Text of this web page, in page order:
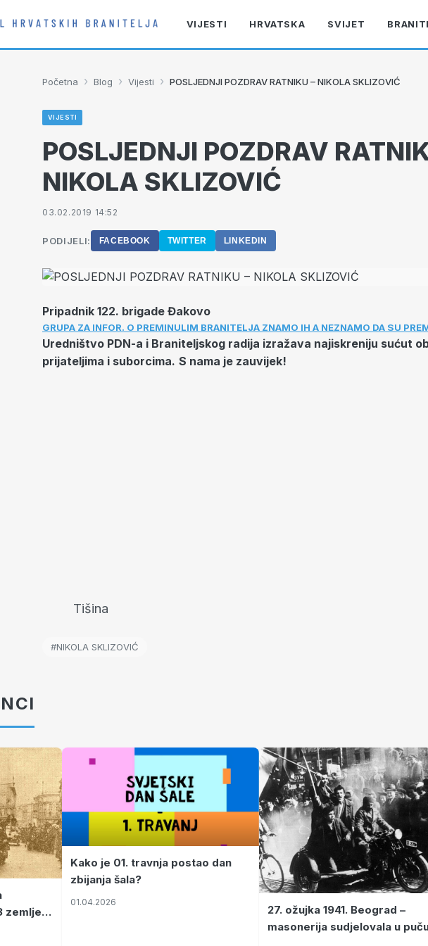
VIJESTI HRVATSKA SVIJET
Početna › Blog › Vijesti › POSLJEDNJI POZDRAV RATNIKU – NIKOLA SKLIZOVIĆ
VIJESTI
POSLJEDNJI POZDRAV
NIKOLA SKLIZOVIĆ
03.02.2019 14:52
PODIJELI: FACEBOOK TWITTER LINKEDIN
Pripadnik 122. brigade Đakovo
GRUPA ZA INFOR. O PREMINULIM BRANITELJA ZNAMO IH A NEZNAMO DA SU
Uredništvo PDN-a i Braniteljskog radija izražava najiskreniju sućut
prijateljima i suborcima. S nama je zauvijek!
Tišina
#NIKOLA SKLIZOVIĆ
zemlje
Kako je 01. travnja postao dan
zbijanja šala?
01.04.2026
27. ožujka 1941. Beograd –
masonerija sudjelovala u